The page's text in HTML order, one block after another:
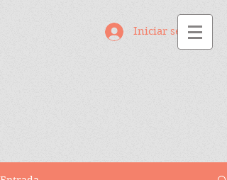
Iniciar sesión